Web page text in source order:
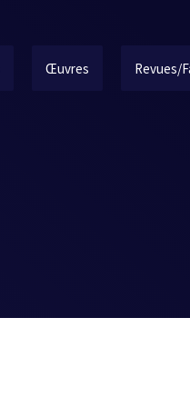
Œuvres Revues/